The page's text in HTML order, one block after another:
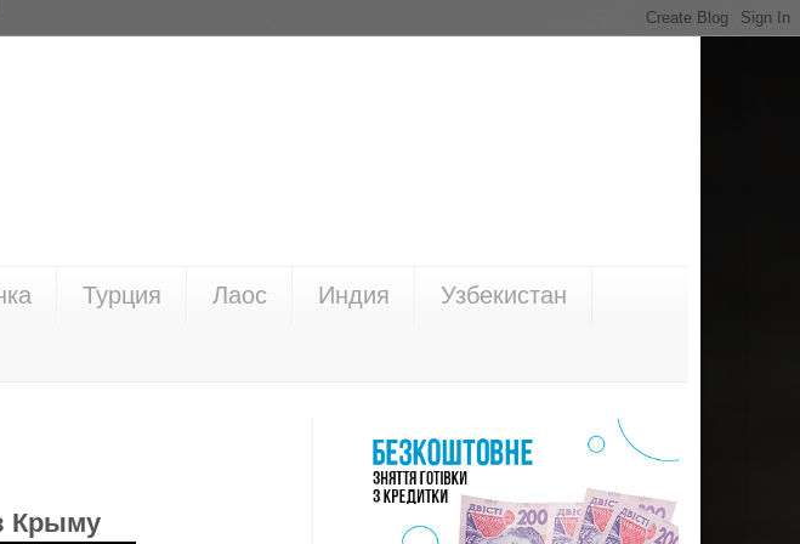
Турция Лаос Индия Узбекистан
Крыму